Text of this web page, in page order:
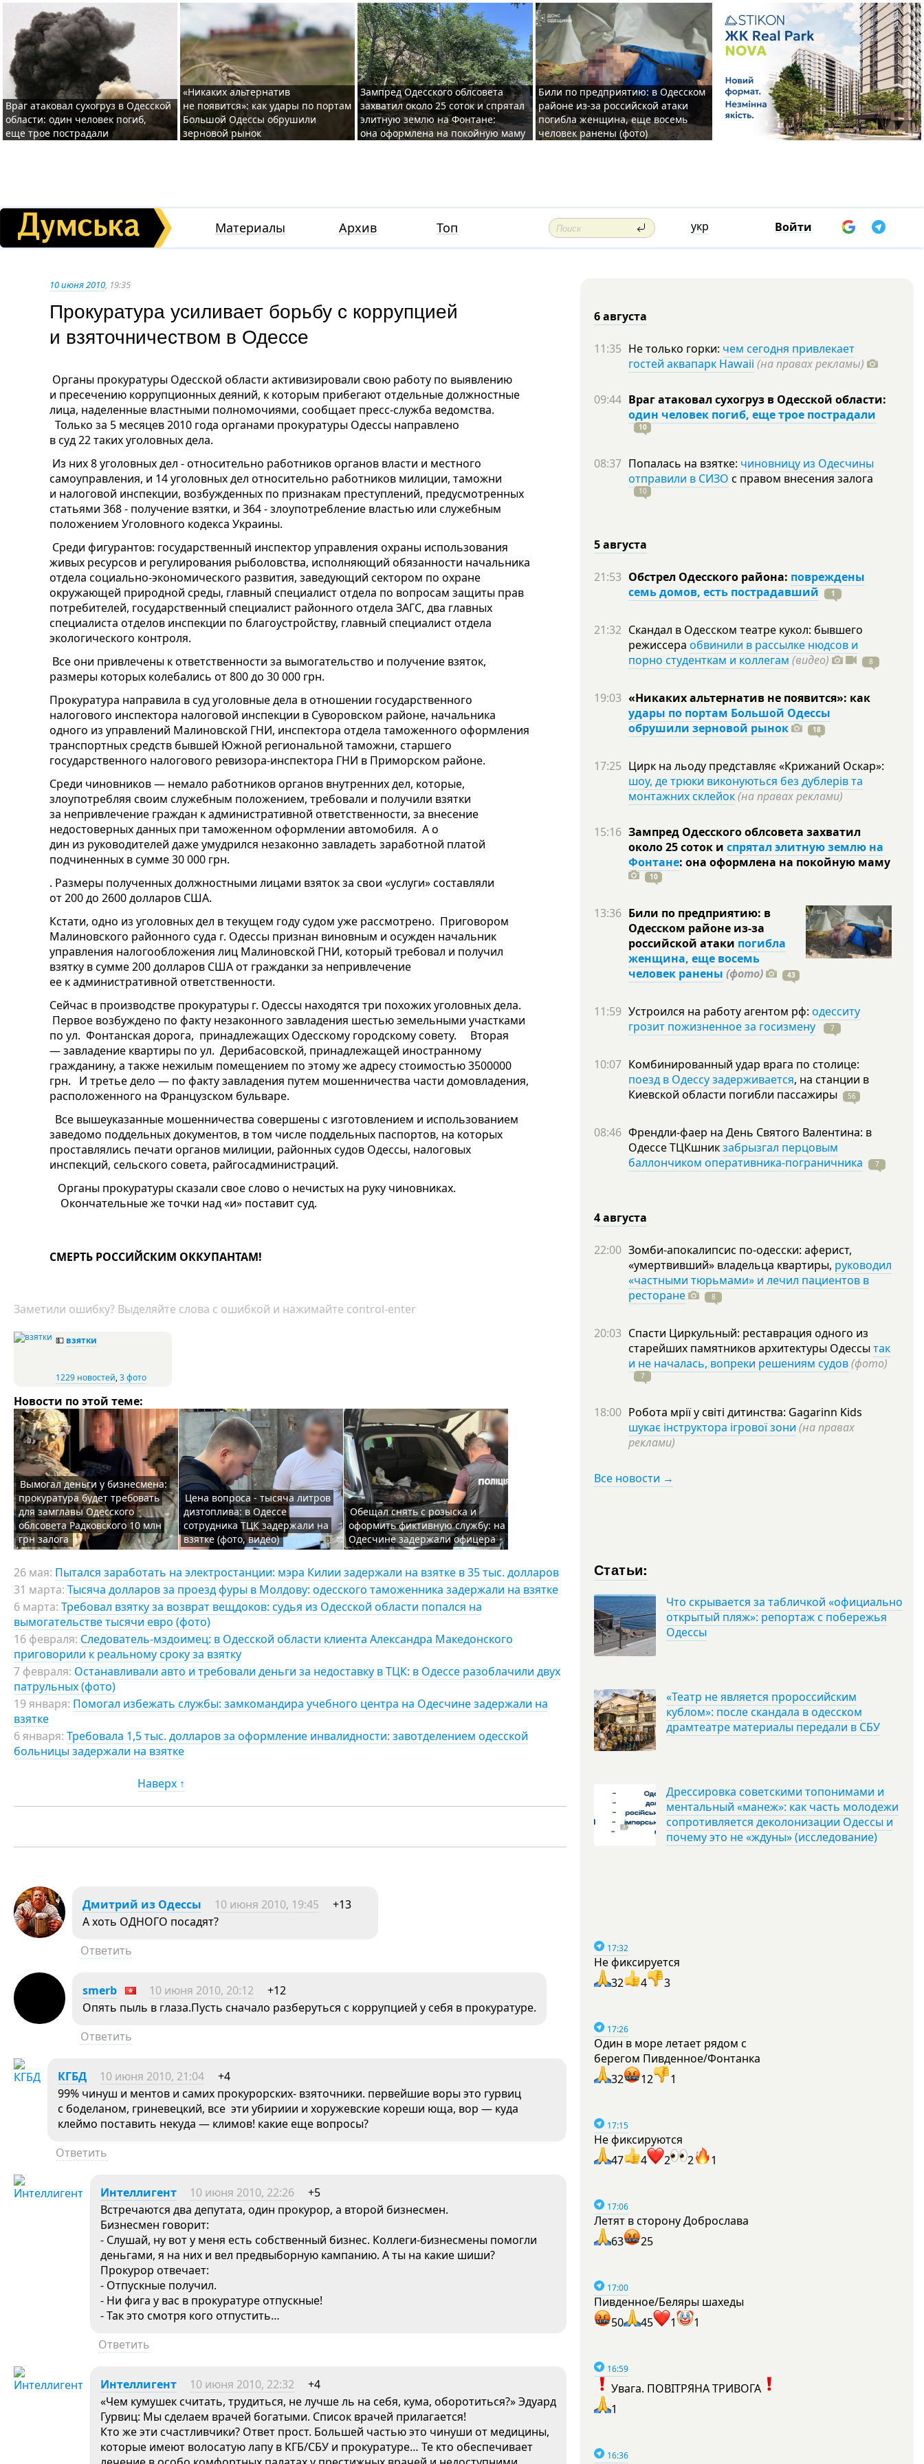
Враг атаковал сухогруз в Одесской
области: один человек погиб,
еще трое пострадали
«Никаких альтернатив
не появится»: как удары по портам
Большой Одессы обрушили
зерновой рынок
Зампред Одесского облсовета
захватил около 25 соток и спрятал
элитную землю на Фонтане:
она оформлена на покойную маму
Били по предприятию: в Одесском
районе из-за российской атаки
погибла женщина, еще восемь
человек ранены (фото)
Материалы Архив Топ укр Войти
10 июня 2010, 19:35
Прокуратура усиливает борьбу с коррупцией
и взяточничеством в Одессе
Органы прокуратуры Одесской области активизировали свою работу по выявлению
и пресечению коррупционных деяний, к которым прибегают отдельные должностные
лица, наделенные властными полномочиями, сообщает пресс-служба ведомства.
Только за 5 месяцев 2010 года органами прокуратуры Одессы направлено
в суд 22 таких уголовных дела.
Из них 8 уголовных дел - относительно работников органов власти и местного
самоуправления, и 14 уголовных дел относительно работников милиции, таможни
и налоговой инспекции, возбужденных по признакам преступлений, предусмотренных
статьями 368 - получение взятки, и 364 - злоупотребление властью или служебным
положением Уголовного кодекса Украины.
Среди фигурантов: государственный инспектор управления охраны использования
живых ресурсов и регулирования рыболовства, исполняющий обязанности начальника
отдела социально-экономического развития, заведующий сектором по охране
окружающей природной среды, главный специалист отдела по вопросам защиты прав
потребителей, государственный специалист районного отдела ЗАГС, два главных
специалиста отделов инспекции по благоустройству, главный специалист отдела
экологического контроля.
Все они привлечены к ответственности за вымогательство и получение взяток,
размеры которых колебались от 800 до 30 000 грн.
Прокуратура направила в суд уголовные дела в отношении государственного
налогового инспектора налоговой инспекции в Суворовском районе, начальника
одного из управлений Малиновской ГНИ, инспектора отдела таможенного оформления
транспортных средств бывшей Южной региональной таможни, старшего
государственного налогового ревизора-инспектора ГНИ в Приморском районе.
Среди чиновников — немало работников органов внутренних дел, которые,
злоупотребляя своим служебным положением, требовали и получили взятки
за непривлечение граждан к административной ответственности, за внесение
недостоверных данных при таможенном оформлении автомобиля. А о
дин из руководителей даже умудрился незаконно завладеть заработной платой
подчиненных в сумме 30 000 грн.
. Размеры полученных должностными лицами взяток за свои «услуги» составляли
от 200 до 2600 долларов США.
Кстати, одно из уголовных дел в текущем году судом уже рассмотрено. Приговором
Малиновского районного суда г. Одессы признан виновным и осужден начальник
управления налогообложения лиц Малиновской ГНИ, который требовал и получил
взятку в сумме 200 долларов США от гражданки за непривлечение
ее к административной ответственности.
Сейчас в производстве прокуратуры г. Одессы находятся три похожих уголовных дела.
Первое возбуждено по факту незаконного завладения шестью земельными участками
по ул. Фонтанская дорога, принадлежащих Одесскому городскому совету.
Вторая
— завладение квартиры по ул. Дерибасовской, принадлежащей иностранному
гражданину, а также нежилым помещением по этому же адресу стоимостью 3500000
грн.
И третье дело — по факту завладения путем мошенничества части домовладения,
расположенного на Французском бульваре.
Все вышеуказанные мошенничества совершены с изготовлением и использованием
заведомо поддельных документов, в том числе поддельных паспортов, на которых
проставлялись печати органов милиции, районных судов Одессы, налоговых
инспекций, сельского совета, райгосадминистраций.
Органы прокуратуры сказали свое слово о нечистых на руку чиновниках.
Окончательные же точки над «и» поставит суд.
СМЕРТЬ РОССИЙСКИМ ОККУПАНТАМ!
Заметили ошибку? Выделяйте слова с ошибкой и нажимайте control-enter
💵 взятки
1229 новостей,3 фото
Новости по этой теме:
Вымогал деньги у бизнесмена:
прокуратура будет требовать
для замглавы Одесского
облсовета Радковского 10 млн
грн залога
Цена вопроса - тысяча литров
дизтоплива: в Одессе
сотрудника ТЦК задержали на
взятке (фото, видео)
Обещал снять с розыска и
оформить фиктивную службу: на
Одесчине задержали офицера
26 мая: Пытался заработать на электростанции: мэра Килии задержали на взятке в 35 тыс. долларов
31 марта: Тысяча долларов за проезд фуры в Молдову: одесского таможенника задержали на взятке
6 марта: Требовал взятку за возврат вещдоков: судья из Одесской области попался на
вымогательстве тысячи евро (фото)
16 февраля: Следователь-мздоимец: в Одесской области клиента Александра Македонского
приговорили к реальному сроку за взятку
7 февраля: Останавливали авто и требовали деньги за недоставку в ТЦК: в Одессе разоблачили двух
патрульных (фото)
19 января: Помогал избежать службы: замкомандира учебного центра на Одесчине задержали на
взятке
6 января: Требовала 1,5 тыс. долларов за оформление инвалидности: завотделением одесской
больницы задержали на взятке
Наверх ↑
Дмитрий из Одессы 10 июня 2010, 19:45
+13
А хоть ОДНОГО посадят?
Ответить
smerb 10 июня 2010, 20:12
+12
Опять пыль в глаза.Пусть сначало разберуться с коррупцией у себя в прокуратуре.
Ответить
КГБД 10 июня 2010, 21:04
+4
99% чинуш и ментов и самих прокурорских- взяточники. первейшие воры это гурвиц
с боделаном, гриневецкий, все эти убириии и хоружевские кореши юща, вор — куда
клеймо поставить некуда — климов! какие еще вопросы?
Ответить
Интеллигент 10 июня 2010, 22:26
+5
Встречаются два депутата, один прокурор, а второй бизнесмен.
Бизнесмен говорит:
- Слушай, ну вот у меня есть собственный бизнес. Коллеги-бизнесмены помогли
деньгами, я на них и вел предвыборную кампанию. А ты на какие шиши?
Прокурор отвечает:
- Отпускные получил.
- Ни фига у вас в прокуратуре отпускные!
- Так это смотря кого отпустить…
Ответить
Интеллигент 10 июня 2010, 22:32
+4
«Чем кумушек считать, трудиться, не лучше ль на себя, кума, оборотиться?» Эдуард
Гурвиц: Мы сделаем врачей богатыми. Список врачей прилагается!
Кто же эти счастливчики? Ответ прост. Большей частью это чинуши от медицины,
которые имеют волосатую лапу в КГБ/СБУ и прокуратуре… Те кто обеспечивает
6 августа
11:35 Не только горки: чем сегодня привлекает
гостей аквапарк Hawaii (на правах рекламы)
09:44 Враг атаковал сухогруз в Одесской области:
один человек погиб, еще трое пострадали
10
08:37 Попалась на взятке: чиновницу из Одесчины
отправили в СИЗО с правом внесения залога
10
5 августа
21:53 Обстрел Одесского района: повреждены
семь домов, есть пострадавший
1
21:32 Скандал в Одесском театре кукол: бывшего
режиссера обвинили в рассылке нюдсов и
порно студенткам и коллегам (видео) 8
19:03 «Никаких альтернатив не появится»: как
удары по портам Большой Одессы
обрушили зерновой рынок
18
17:25 Цирк на льоду представляє «Крижаний Оскар»:
шоу, де трюки виконуються без дублерів та
монтажних склейок(на правах реклами)
15:16 Зампред Одесского облсовета захватил
около 25 соток и спрятал элитную землю на
Фонтане: она оформлена на покойную маму
10
13:36 Били по предприятию: в
Одесском районе из-за
российской атаки погибла
женщина, еще восемь
человек ранены (фото) 43
11:59 Устроился на работу агентом рф: одесситу
грозит пожизненное за госизмену
7
10:07 Комбинированный удар врага по столице:
поезд в Одессу задерживается, на станции в
Киевской области погибли пассажиры 56
08:46 Френдли-фаер на День Святого Валентина: в
Одессе ТЦКшникзабрызгал перцовым
баллончиком оперативника-пограничника
7
4 августа
22:00 Зомби-апокалипсис по-одесски: аферист,
«умертвивший» владельца квартиры, руководил
«частными тюрьмами» и лечил пациентов в
ресторане
8
20:03 Спасти Циркульный: реставрация одного из
старейших памятников архитектуры Одессы так
и не началась, вопреки решениям судов(фото)
7
18:00 Робота мрії у світі дитинства: Gagarinn Kids
шукає інструктора ігрової зони (на правах
реклами)
Все новости →
Статьи:
Что скрывается за табличкой «официально
открытый пляж»: репортаж с побережья
Одессы
«Театр не является пророссийским
кублом»: после скандала в одесском
драмтеатре материалы передали в СБУ
Дрессировка советскими топонимами и
ментальный «манеж»: как часть молодежи
сопротивляется деколонизации Одессы и
почему это не «ждуны» (исследование)
17:32
Не фиксируется
32
4 3
17:26
Один в море летает рядом с
берегом Пивденное/Фонтанка
32
12 1
17:15
Не фиксируются
47
4 2 2 1
17:06
Летят в сторону Доброслава
63
25
17:00
Пивденное/Беляры шахеды
50
45 1 1
16:59
Увага. ПОВІТРЯНА ТРИВОГА
1
16:36